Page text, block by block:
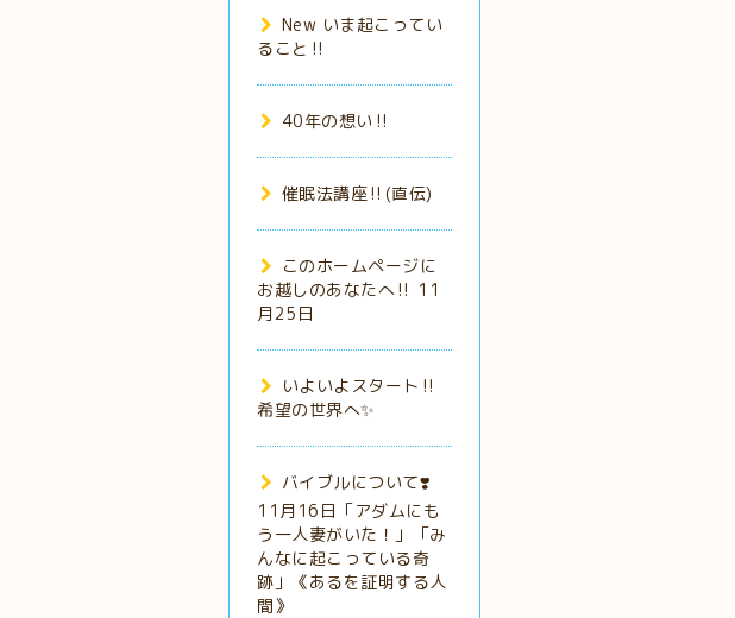
New いま起こってい
ること‼️
40年の想い‼️
催眠法講座‼️(直伝)
このホームページに
お越しのあなたへ‼️ 11
月25日
いよいよスタート‼️
希望の世界へ✨
バイブルについて❣️
11月16日「アダムにも
う一人妻がいた！」「み
んなに起こっている奇
跡」《あるを証明する人
間》